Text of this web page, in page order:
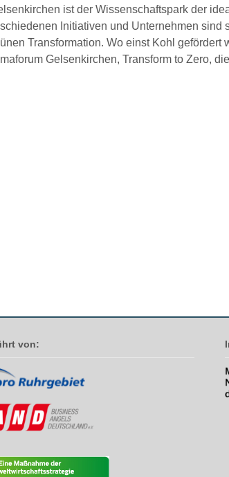
ist der Wissenschaftspark der
Initiativen und Unternehmen sind
Transformation. Wo einst Kohl gefördert
Gelsenkirchen, Transform to Zero,
von: